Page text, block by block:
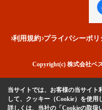
利用規約 プライバシーポリ
Copyright(c) 株式会社ベ
当サイトでは、お客様の当サイト
して、クッキー（Cookie）を使用
詳しくは、当社の 「Cookieの取扱